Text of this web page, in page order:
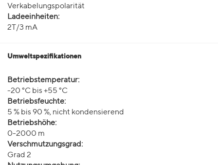
Verkabelungspolarität
Ladeeinheiten:
2T/3 mA
Umweltspezifikationen
Betriebstemperatur:
-20 °C bis +55 °C
Betriebsfeuchte:
5 % bis 90 %, nicht kondensierend
Betriebshöhe:
0-2000 m
Verschmutzungsgrad:
Grad 2